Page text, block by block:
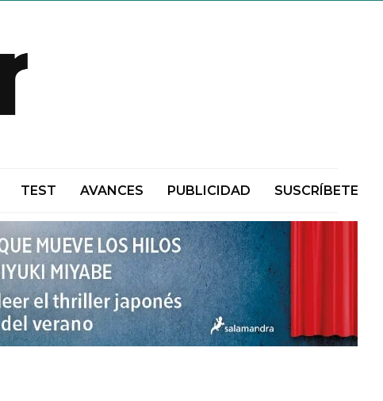
TEST AVANCES PUBLICIDAD SUSCRÍBETE